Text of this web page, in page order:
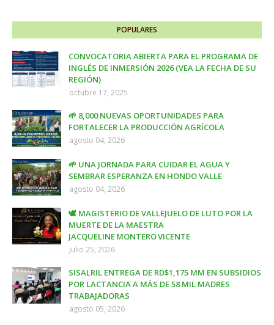
POPULARES
CONVOCATORIA ABIERTA PARA EL PROGRAMA DE
INGLÉS DE INMERSIÓN 2026 (VEA LA FECHA DE SU
REGIÓN)
octubre 17, 2025
🌱 8,000 NUEVAS OPORTUNIDADES PARA
FORTALECER LA PRODUCCIÓN AGRÍCOLA
agosto 04, 2026
🌱 UNA JORNADA PARA CUIDAR EL AGUA Y
SEMBRAR ESPERANZA EN HONDO VALLE
agosto 04, 2026
🕊️ MAGISTERIO DE VALLEJUELO DE LUTO POR LA
MUERTE DE LA MAESTRA
JACQUELINE MONTERO VICENTE
julio 25, 2026
SISALRIL ENTREGA DE RD$1,175 MM EN SUBSIDIOS
POR LACTANCIA A MÁS DE 58 MIL MADRES
TRABAJADORAS
agosto 05, 2026